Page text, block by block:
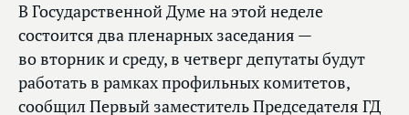
В Государственной Думе на этой неделе
состоится два пленарных заседания —
во вторник и среду, в четверг депутаты будут
работать в рамках профильных комитетов,
сообщил Первый заместитель Председателя ГД